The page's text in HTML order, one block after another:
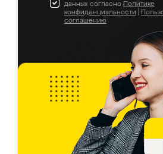
данных согласно Политике
конфиденциальности
соглашению